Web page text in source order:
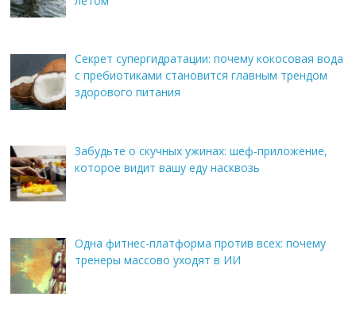
Секрет супергидратации: почему кокосовая вода
с пребиотиками становится главным трендом
здорового питания
Забудьте о скучных ужинах: шеф-приложение,
которое видит вашу еду насквозь
Одна фитнес-платформа против всех: почему
тренеры массово уходят в ИИ